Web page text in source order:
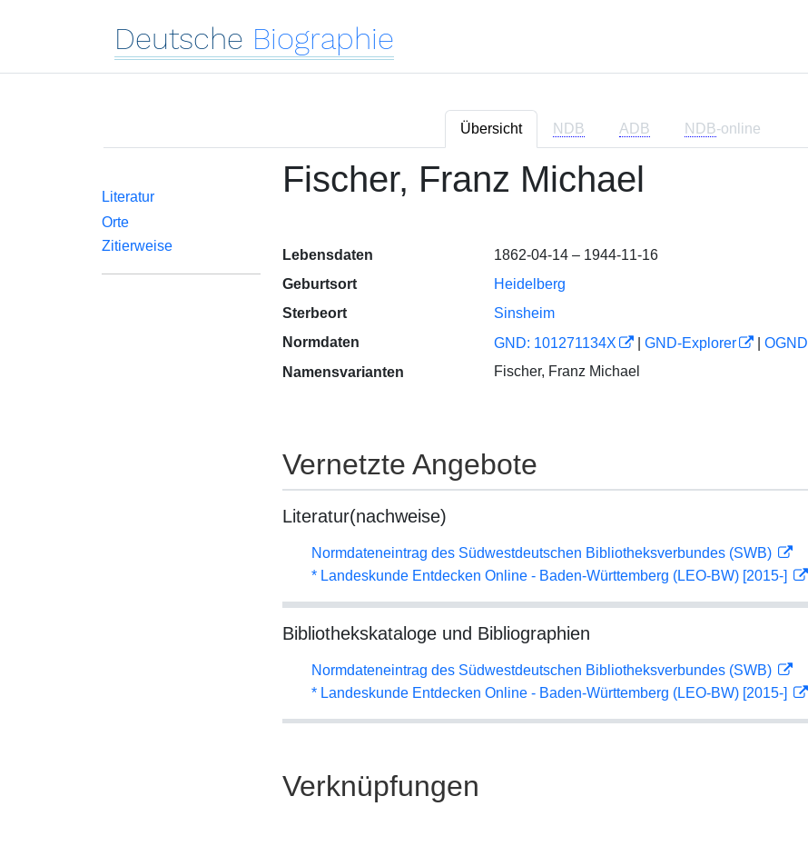
Deutsche Biographie
Übersicht NDB ADB NDB-online
Literatur
Orte
Zitierweise
Fischer, Franz Michael
Lebensdaten
1862-04-14 – 1944-11-16
Geburtsort
Heidelberg
Sterbeort
Sinsheim
Normdaten
GND: 101271134X GND-Explorer OGND
Namensvarianten
Fischer, Franz Michael
Vernetzte Angebote
Literatur(nachweise)
Normdateneintrag des Südwestdeutschen Bibliotheksverbundes (SWB)
* Landeskunde Entdecken Online - Baden-Württemberg (LEO-BW) [2015-]
Bibliothekskataloge und Bibliographien
Normdateneintrag des Südwestdeutschen Bibliotheksverbundes (SWB)
* Landeskunde Entdecken Online - Baden-Württemberg (LEO-BW) [2015-]
Verknüpfungen